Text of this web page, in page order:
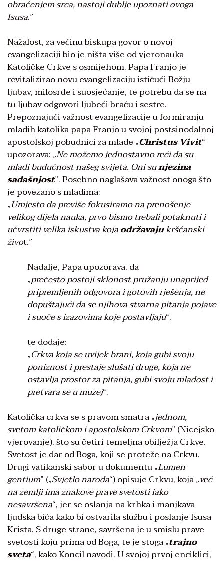
obraćenjem srca, nastoji dublje upoznati ovoga
Isusa.”
Nažalost, za većinu biskupa govor o novoj
evangelizaciji bio je ništa više od vjeronauka
Katoličke Crkve s osmijehom. Papa Franjo je
revitalizirao novu evangelizaciju ističući Božju
ljubav, milosrđe i suosjećanje, te potrebu da se na
tu ljubav odgovori ljubeći braću i sestre.
Prepoznajući važnost evangelizacije u formiranju
mladih katolika papa Franjo u svojoj postsinodalnoj
apostolskoj pobudnici za mlade „Christus Vivit“
upozorava: „Ne možemo jednostavno reći da su
mladi budućnost našeg svijeta. Oni sunjezina
sadašnjost”. Posebno naglašava važnost onoga što
je povezano s mladima:
„Umjesto da previše fokusiramo na prenošenje
velikog dijela nauka, prvo bismo trebali potaknuti i
učvrstiti velika iskustva kojaodržavajukršćanski
život.”
Nadalje, Papa upozorava, da
„prečesto postoji sklonost pružanju unaprijed
pripremljenih odgovora i gotovih rješenja, ne
dopuštajući da se njihova stvarna pitanja pojave
i suoče s izazovima koje postavljaju“,
te dodaje:
„Crkva koja se uvijek brani, koja gubi svoju
poniznost i prestaje slušati druge, koja ne
ostavlja prostor za pitanja, gubi svoju mladost i
pretvara se u muzej“.
Katolička crkva se s pravom smatra „jednom,
svetomkatoličkom i apostolskom Crkvom” (Nicejsko
vjerovanje), što su četiri temeljna obilježja Crkve.
Svetost je dar od Boga, koji se proteže na Crkvu.
Drugi vatikanski sabor u dokumentu „Lumen
gentium” („Svjetlo naroda“) opisuje Crkvu, koja „već
na zemljiima znakove prave svetosti iako
nesavršena“, jer se oslanja na krhka i manjkava
ljudska bića kako bi ostvarila službu i poslanje Isusa
Krista. S druge strane, savršena je u smislu prave
svetosti koju prima od Boga, te je stoga „trajno
sveta“, kako Koncil navodi. U svojoj prvoj enciklici,